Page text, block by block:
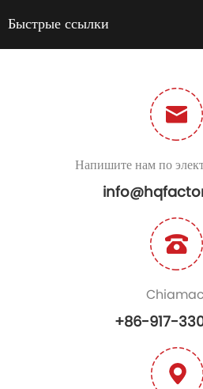
Быстрые ссылки
Напишите нам по
+86-917-